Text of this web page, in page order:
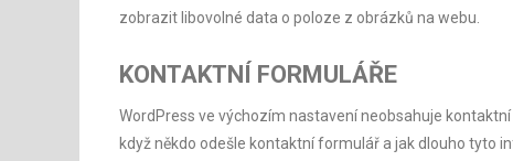
zobrazit libovolné data o poloze z obrázků na webu.
KONTAKTNÍ FORMULÁŘE
WordPress ve výchozím nastavení neobsahuje
když někdo odešle kontaktní formulář a jak dlouho tyto